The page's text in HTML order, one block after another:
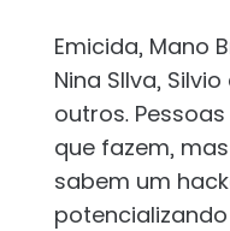
Emicida, Mano
Nina SIlva,
outros.
que fazem,
sabem um